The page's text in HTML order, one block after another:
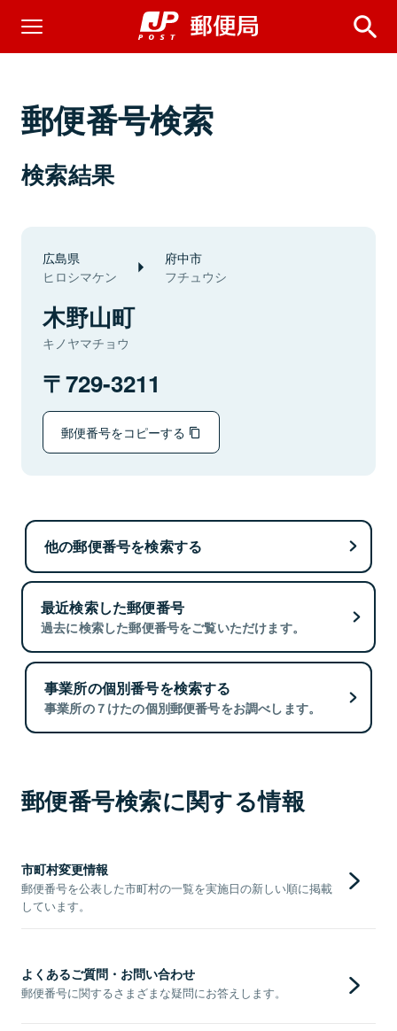
郵便番号検索
検索結果
広島県
ヒロシマケン
府中市
フチュウシ
木野山町
キノヤマチョウ
729-3211
郵便番号をコピーする
他の郵便番号を検索する
最近検索した郵便番号
過去に検索した郵便番号をご覧いただけます。
事業所の個別番号を検索する
事業所の７けたの個別郵便番号をお調べします。
郵便番号検索に関する情報
市町村変更情報
郵便番号を公表した市町村の一覧を実施日の新しい順に掲載
しています。
よくあるご質問・お問い合わせ
郵便番号に関するさまざまな疑問にお答えします。